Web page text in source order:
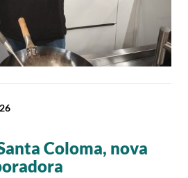
Coloma, nova